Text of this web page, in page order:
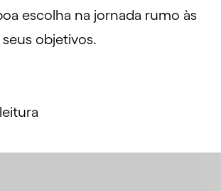
escolha na jornada rumo às
objetivos.